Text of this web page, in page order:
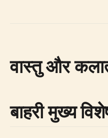
वास्तु और
बाहरी मुख्य